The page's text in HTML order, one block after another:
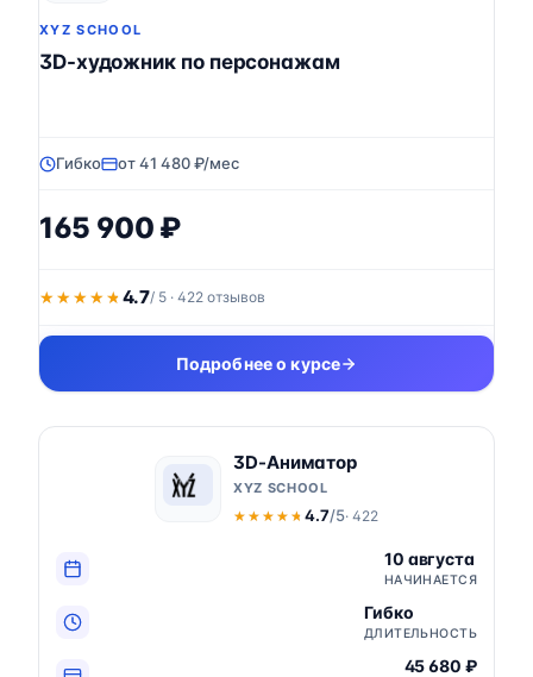
XYZ SCHOOL
3D-художник по персонажам
Гибко от 41 480 ₽/мес
165 900 ₽
★★★★★
★★★★★ 4.7/ 5 · 422 отзывов
Подробнее о курсе
3D-Аниматор
XYZ SCHOOL
★★★★★
★★★★★ 4.7/5· 422
10 августа
НАЧИНАЕТСЯ
Гибко
ДЛИТЕЛЬНОСТЬ
45 680 ₽